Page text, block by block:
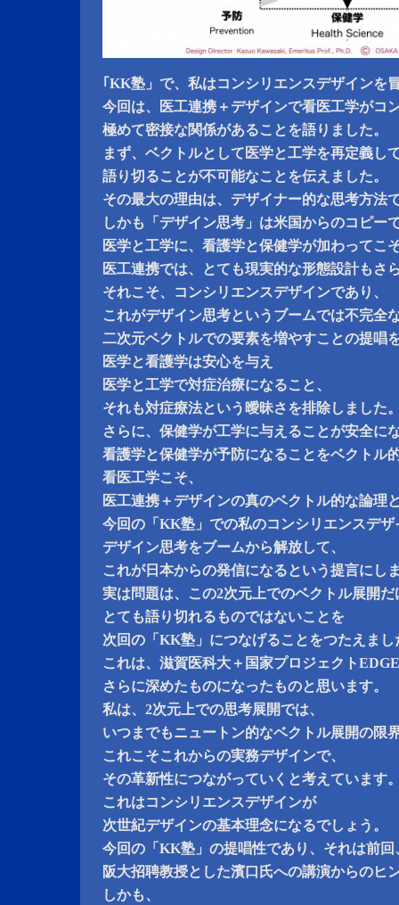
｢KK塾」で、私はコンシリエンスデザインを
今回は、医工連携＋デザインで看医工学がコ
極めて密接な関係があることを語りました。
まず、ベクトルとして医学と工学を再定義し
語り切ることが不可能なことを伝えました。
その最大の理由は、デザイナー的な思考方法
しかも「デザイン思考」は米国からのコピー
医学と工学に、看護学と保健学が加わってこ
医工連携では、とても現実的な形態設計もさ
それこそ、コンシリエンスデザインであり、
これがデザイン思考というブームでは不完全
二次元ベクトルでの要素を増やすことの提唱
医学と看護学は安心を与え
医学と工学で対症治療になること、
それも対症療法という曖昧さを排除しました
さらに、保健学が工学に与えることが安全に
看護学と保健学が予防になることをベクトル
看医工学こそ、
医工連携＋デザインの真のベクトル的な論理
今回の「KK塾」での私のコンシリエンスデザ
デザイン思考をブームから解放して、
これが日本からの発信になるという提言にし
実は問題は、この2次元上でのベクトル展開だ
とても語り切れるものではないことを
次回の「KK塾」につなげることをつたえまし
これは、滋賀医科大＋国家プロジェクト
さらに深めたものになったものと思います。
私は、2次元上での思考展開では、
いつまでもニュートン的なベクトル展開の限
これこそこれからの実務デザインで、
その革新性につながっていくと考えています
これはコンシリエンスデザインが
次世紀デザインの基本理念になるでしょう。
今回の「KK塾」の提唱性であり、それは前
阪大招聘教授とした濱口氏への講演からのヒ
しかも、